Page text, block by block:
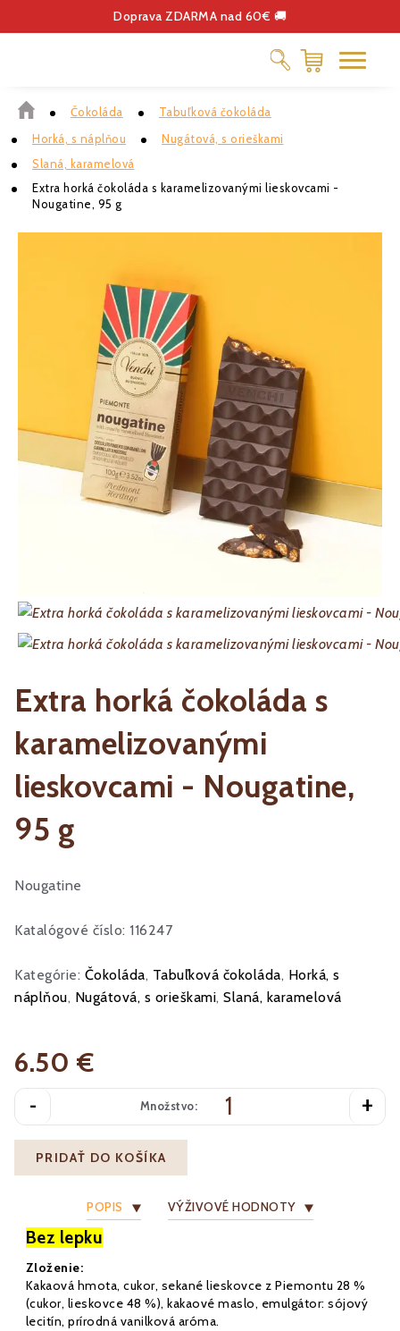
Doprava ZDARMA nad 60€ 🚚
ČOKOLÁDA
DELIKATESY
KÁVA
Čokoláda
Tabuľková čokoláda
Horká, s náplňou
Nugátová, s orieškami
Slaná, karamelová
Extra horká čokoláda s karamelizovanými lieskovcami -
Nougatine, 95 g
Extra horká čokoláda s
karamelizovanými
lieskovcami - Nougatine,
95 g
Nougatine
Katalógové číslo: 116247
Kategórie: Čokoláda, Tabuľková čokoláda, Horká, s
náplňou, Nugátová, s orieškami, Slaná, karamelová
6.50 €
- Množstvo: +
PRIDAŤ DO KOŠÍKA
POPIS VÝŽIVOVÉ HODNOTY
Bez lepku
Zloženie:
Kakaová hmota, cukor, sekané lieskovce z Piemontu 28 %
(cukor, lieskovce 48 %), kakaové maslo, emulgátor: sójový
lecitín, prírodná vanilková aróma.